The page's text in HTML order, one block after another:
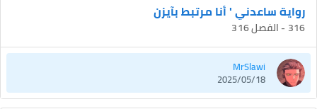
رواية ساعدني ' أنا مرتبط بآيزن
316 - الفصل 316
MrSlawi
2025/05/18